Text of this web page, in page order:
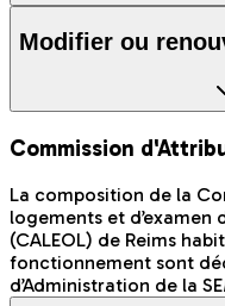
Modifier ou
Commission
La composition de la
logements et d’examen
(CALEOL) de Reims
fonctionnement sont
d’Administration de la